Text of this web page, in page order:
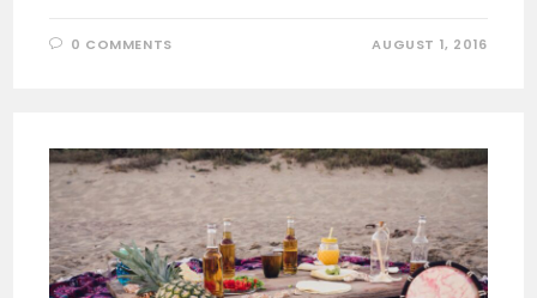
0 COMMENTS AUGUST 1, 2016